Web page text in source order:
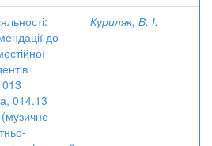
до
013
014.13
Куриляк, В. І.